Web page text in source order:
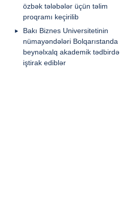
özbək tələbələr üçün təlim
proqramı keçirilib
Bakı Biznes Universitetinin
nümayəndələri Bolqarıstanda
beynəlxalq akademik tədbirdə
iştirak ediblər